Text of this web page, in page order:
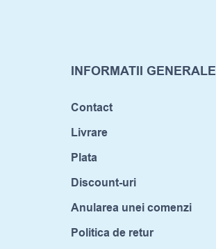
INFORMATII GENERALE
Contact
Livrare
Plata
Discount-uri
Anularea unei comenzi
Politica de retur